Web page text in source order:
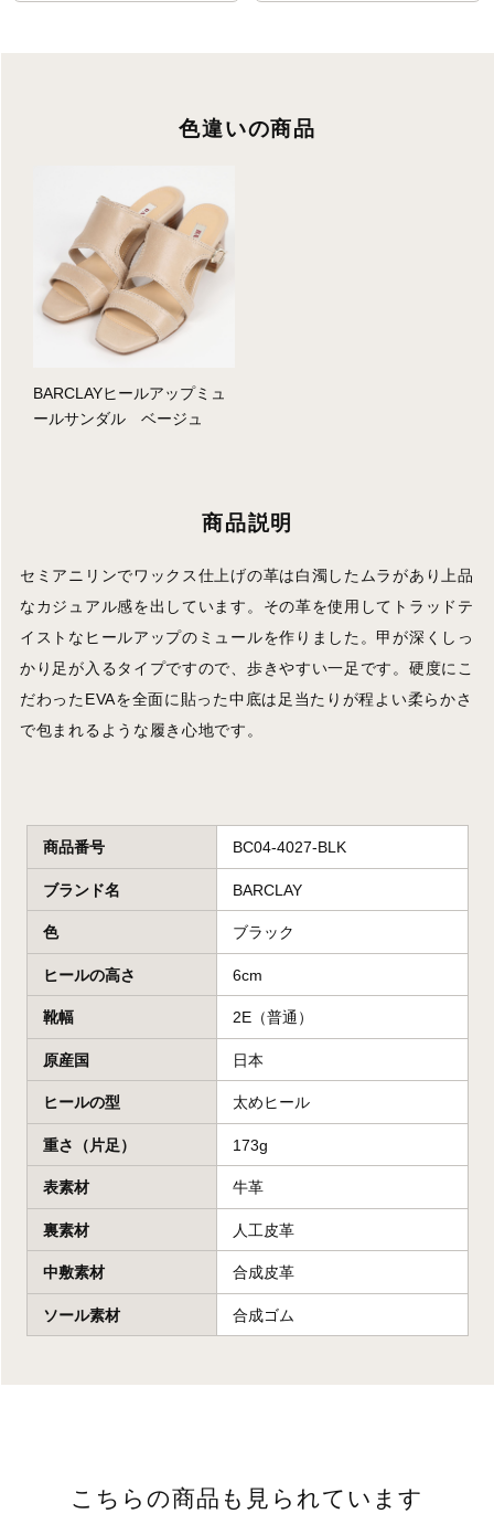
色違いの商品
BARCLAYヒールアップミュ
ールサンダル ベージュ
商品説明
セミアニリンでワックス仕上げの革は白濁したムラがあり上品
なカジュアル感を出しています。その革を使用してトラッドテ
イストなヒールアップのミュールを作りました。甲が深くしっ
かり足が入るタイプですので、歩きやすい一足です。硬度にこ
だわったEVAを全面に貼った中底は足当たりが程よい柔らかさ
で包まれるような履き心地です。
商品番号 BC04-4027-BLK
ブランド名 BARCLAY
色 ブラック
ヒールの高さ 6cm
靴幅 2E（普通）
原産国 日本
ヒールの型 太めヒール
重さ（片足） 173g
表素材 牛革
裏素材 人工皮革
中敷素材 合成皮革
ソール素材 合成ゴム
こちらの商品も見られています